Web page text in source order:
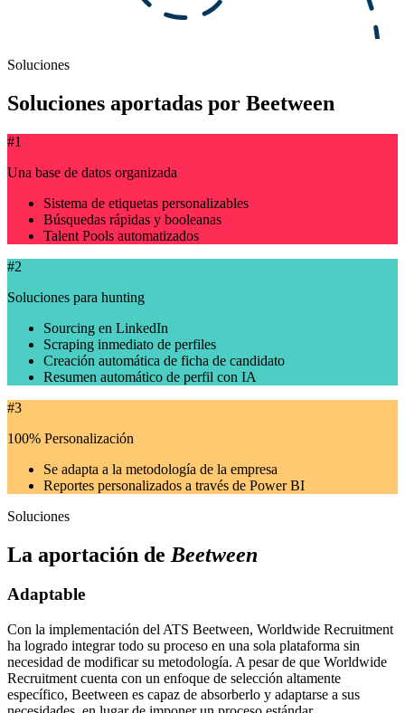
Soluciones
Soluciones aportadas por Beetween
#1
Una base de datos organizada
Sistema de etiquetas personalizables
Búsquedas rápidas y booleanas
Talent Pools automatizados
#2
Soluciones para hunting
Sourcing en LinkedIn
Scraping inmediato de perfiles
Creación automática de ficha de candidato
Resumen automático de perfil con IA
#3
100% Personalización
Se adapta a la metodología de la empresa
Reportes personalizados a través de Power BI
Soluciones
La aportación de Beetween
Adaptable
Con la implementación del ATS Beetween, Worldwide Recruitment
ha logrado integrar todo su proceso en una sola plataforma sin
necesidad de modificar su metodología. A pesar de que Worldwide
Recruitment cuenta con un enfoque de selección altamente
específico, Beetween es capaz de absorberlo y adaptarse a sus